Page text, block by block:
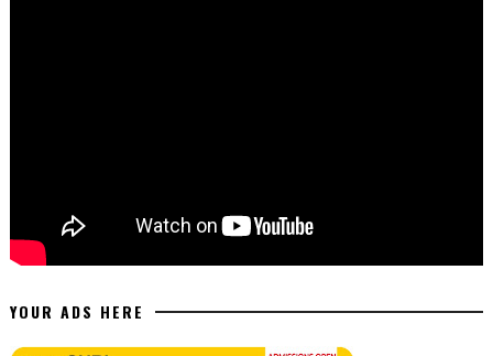
YOUR ADS HERE